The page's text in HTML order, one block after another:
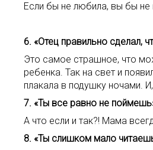
Если бы не любила, вы бы не
6. «Отец правильно сделал,
Это самое страшное, что
ребенка. Так на свет и
плакала в подушку ночами.
7. «Ты все равно не
А что если и так?! Мама
8. «Ты слишком мало